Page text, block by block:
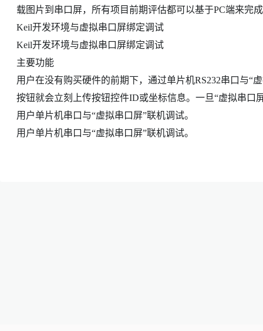
载图片到串口屏，所有项目前期评估都可以基于PC端来完
Keil开发环境与虚拟串口屏绑定调试
Keil开发环境与虚拟串口屏绑定调试
主要功能
用户在没有购买硬件的前期下，通过单片机RS232串口与“
按钮就会立刻上传按钮控件ID或坐标信息。一旦“虚拟串口
用户单片机串口与“虚拟串口屏”联机调试。
用户单片机串口与“虚拟串口屏”联机调试。